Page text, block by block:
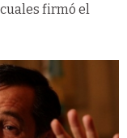
firmó el